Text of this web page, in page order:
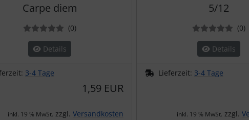
Carpe diem
(0Bewertungen
)
Details
3-4 Tage
1,59 EUR
inkl. 19 % MwSt. zzgl. Versandkosten
5/12
(0)
Details
Lieferzeit: 3-4 Tage
inkl. 19 % MwSt. zzgl.